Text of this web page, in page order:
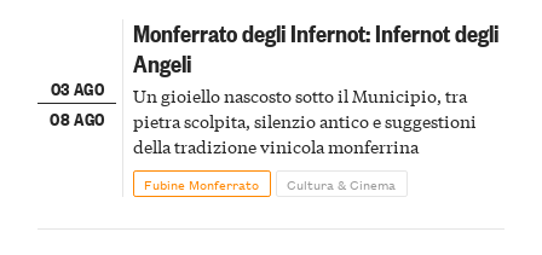
03 AGO
08 AGO
Monferrato degli Infernot: Infernot degli
Angeli
Un gioiello nascosto sotto il Municipio, tra
pietra scolpita, silenzio antico e suggestioni
della tradizione vinicola monferrina
Fubine Monferrato Cultura & Cinema